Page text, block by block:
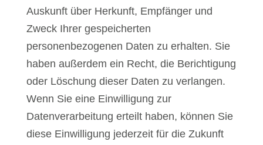
Auskunft über Herkunft, Empfänger und
Zweck Ihrer gespeicherten
personenbezogenen Daten zu erhalten. Sie
haben außerdem ein Recht, die Berichtigung
oder Löschung dieser Daten zu verlangen.
Wenn Sie eine Einwilligung zur
Datenverarbeitung erteilt haben, können Sie
diese Einwilligung jederzeit für die Zukunft